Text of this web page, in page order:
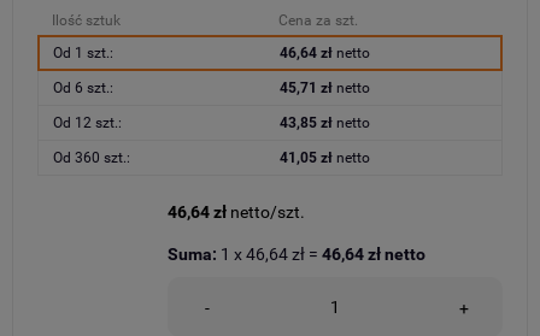
Ilość sztuk
Cena za szt.
Od 1 szt.:
46,64 złnetto
Od 6 szt.: 45,71 złnetto
Od 12 szt.: 43,85 złnetto
Od 360 szt.: 41,05 złnetto
46,64 zł netto/szt.
- +
Suma: 1 x46,64 zł = 46,64 złnetto